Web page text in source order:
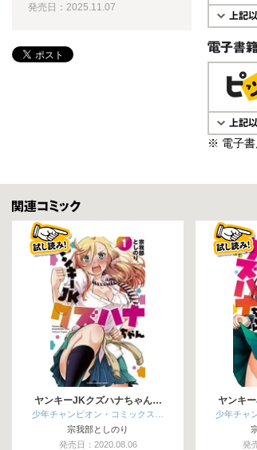
電子書籍
※ 電子書
発売日：2025.11.07
関連コミックス
ヤンキーJKクズハナちゃん…
少年チャンピオン・コミックス…
宗我部としのり
発売日：2020.08.06
ヤンキ
少年チャ
発